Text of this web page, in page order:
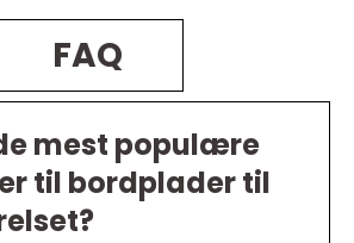
FAQ
mest populære
til bordplader til